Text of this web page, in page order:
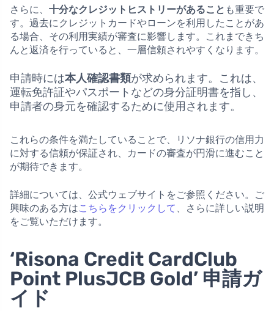
さらに、 十分なクレジットヒストリーがあること も重要で
す。過去にクレジットカードやローンを利用したことがあ
る場合、その利用実績が審査に影響します。これまできち
んと返済を行っていると、一層信頼されやすくなります。
申請時には本人確認書類が求められます。これは、
運転免許証やパスポートなどの身分証明書を指し、
申請者の身元を確認するために使用されます。
これらの条件を満たしていることで、リソナ銀行の信用力
に対する信頼が保証され、カードの審査が円滑に進むこと
が期待できます。
詳細については、公式ウェブサイトをご参照ください。ご
興味のある方はこちらをクリックして 、さらに詳しい説明
をご覧いただけます。
‘Risona Credit CardClub
Point PlusJCB Gold’ 申請ガ
イド